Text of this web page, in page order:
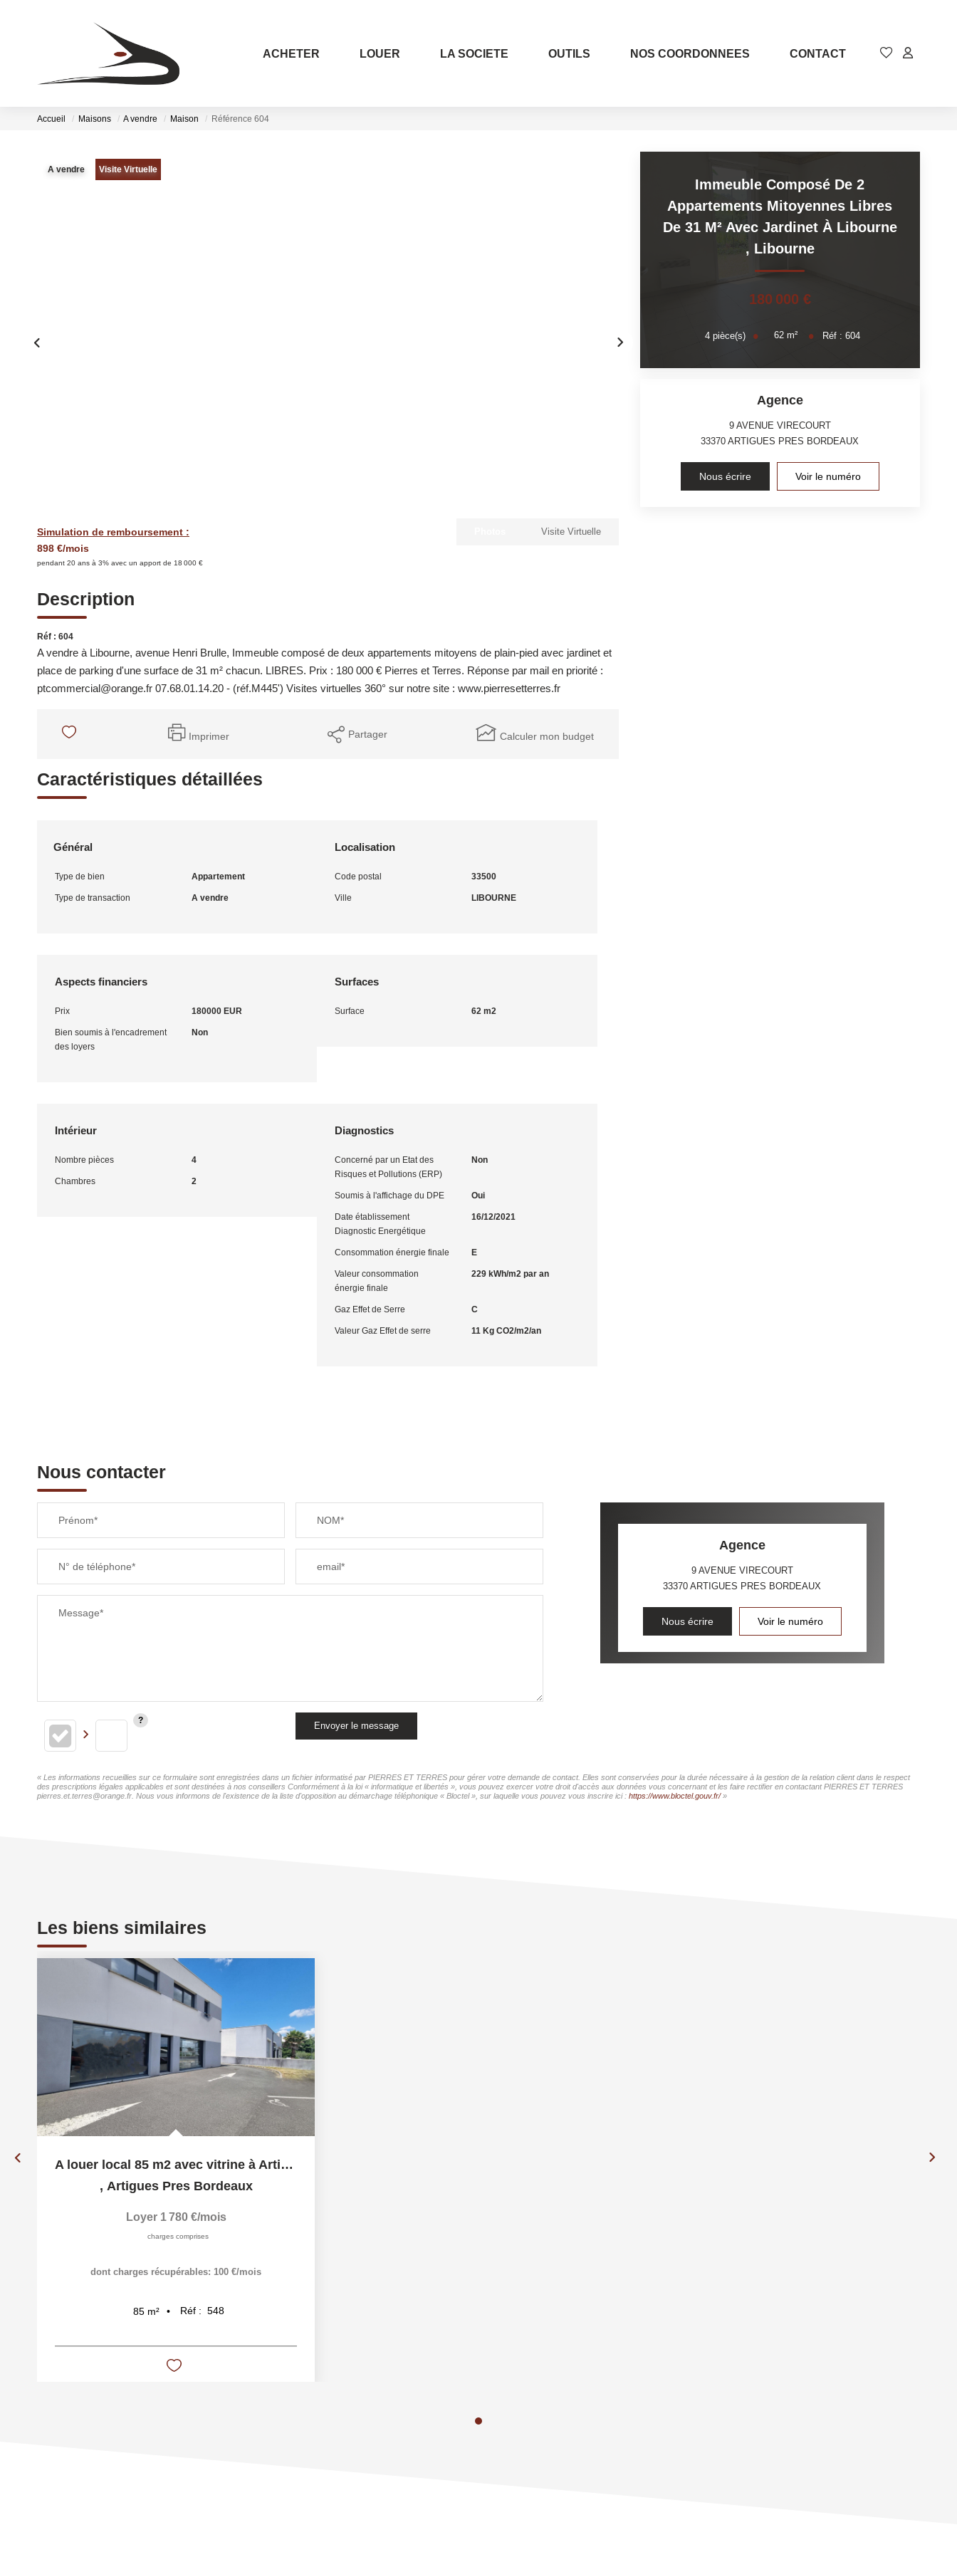
ACHETER LOUER LA SOCIETE OUTILS NOS COORDONNEES CONTACT
Accueil Maisons A vendre Maison Référence 604
A vendre Visite Virtuelle
Simulation de remboursement :
898 €/mois
pendant 20 ans à 3% avec un apport de 18 000 €
Visite Virtuelle
Description
Réf : 604
A vendre à Libourne, avenue Henri Brulle, Immeuble composé de deux appartements mitoyens de plain-pied avec jardinet et
place de parking d'une surface de 31 m² chacun. LIBRES. Prix : 180 000 € Pierres et Terres. Réponse par mail en priorité :
ptcommercial@orange.fr 07.68.01.14.20 - (réf.M445') Visites virtuelles 360° sur notre site : www.pierresetterres.fr
Imprimer Partager Calculer mon budget
Caractéristiques détaillées
Général
Type de bien Appartement
Type de transaction A vendre
Localisation
Code postal 33500
Ville LIBOURNE
Aspects financiers
Prix 180000 EUR
Bien soumis à l'encadrement
des loyers
Non
Surfaces
Surface 62 m2
Intérieur
Nombre pièces 4
Chambres 2
Diagnostics
Concerné par un Etat des
Risques et Pollutions (ERP)
Non
Soumis à l'affichage du DPE Oui
Date établissement
Diagnostic Energétique
16/12/2021
Consommation énergie finale E
Valeur consommation
énergie finale
229 kWh/m2 par an
Gaz Effet de Serre C
Valeur Gaz Effet de serre 11 Kg CO2/m2/an
Immeuble Composé De 2
Appartements Mitoyennes Libres
De 31 M² Avec Jardinet À Libourne
, Libourne
180 000 €
4pièce(s) 62 m² Réf :604
Agence
9 AVENUE VIRECOURT
33370ARTIGUES PRES BORDEAUX
Nous écrire Voir le numéro
Nous contacter
Prénom* NOM*
N° de téléphone* email*
Message*
Envoyer le message
Agence
9 AVENUE VIRECOURT
33370ARTIGUES PRES BORDEAUX
Nous écrire Voir le numéro
« Les informations recueillies sur ce formulaire sont enregistrées dans un fichier informatisé par PIERRES ET TERRES pour gérer votre demande de contact. Elles sont conservées pour la durée nécessaire à la gestion de la relation client dans le respect
des prescriptions légales applicables et sont destinées à nos conseillers Conformément à la loi « informatique et libertés », vous pouvez exercer votre droit d'accès aux données vous concernant et les faire rectifier en contactant PIERRES ET TERRES
pierres.et.terres@orange.fr. Nous vous informons de l'existence de la liste d'opposition au démarchage téléphonique « Bloctel », sur laquelle vous pouvez vous inscrire ici : https://www.bloctel.gouv.fr/»
Les biens similaires
A louer local 85 m2 avec vitrine à Artigues Pres Bordeaux
, Artigues Pres Bordeaux
Loyer 1 780 €/mois
charges comprises
dont charges récupérables: 100 €/mois
85 m² Réf : 548